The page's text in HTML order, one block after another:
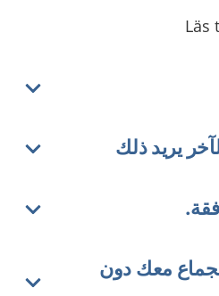
يريد ذلك
معك دون